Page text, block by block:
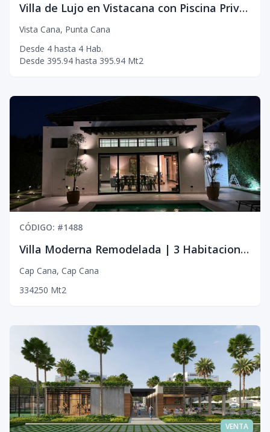
Villa de Lujo en Vistacana con Piscina Privada y 4 Habitaciones
Vista Cana, Punta Cana
Desde 4 hasta 4 Hab.
Desde 395.94 hasta 395.94 Mt2
CÓDIGO: #1488
Villa Moderna Remodelada | 3 Habitaciones | 2,000 m² de Jardín Exclusivo
Cap Cana, Cap Cana
334250 Mt2
VENTA